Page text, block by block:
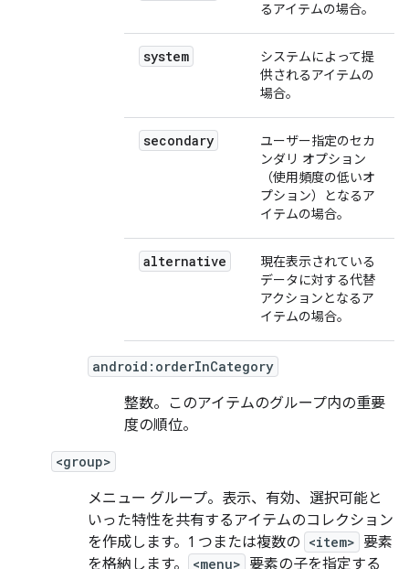
るアイテムの場合。
system
システムによって提
供されるアイテムの
場合。
secondary
ユーザー指定のセカ
ンダリ オプション
（使用頻度の低いオ
プション）となるア
イテムの場合。
alternative
現在表示されている
データに対する代替
アクションとなるア
イテムの場合。
android:orderInCategory
整数。このアイテムのグループ内の重要
度の順位。
<group>
メニュー グループ。表示、有効、選択可能と
いった特性を共有するアイテムのコレクション
を作成します。1 つまたは複数の <item> 要素
を格納します。
<menu> 要素の子を指定する